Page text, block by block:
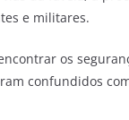
e militares.
os
confundidos